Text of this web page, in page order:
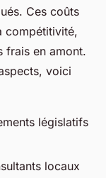
Ces coûts
compétitivité,
frais en amont.
voici
législatifs
locaux